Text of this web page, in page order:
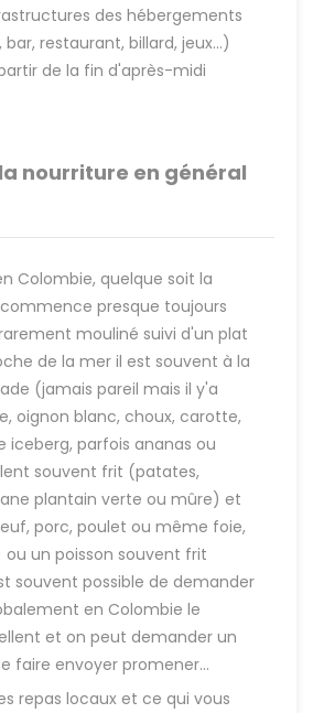
des hébergements
restaurant, billard, jeux...)
de la fin d'après-midi
nourriture en général
Colombie, quelque soit la
presque toujours
mouliné suivi d'un plat
de la mer il est souvent à la
(jamais pareil mais il y'a
oignon blanc, choux, carotte,
iceberg, parfois ananas ou
souvent frit (patates,
plantain verte ou mûre) et
porc, poulet ou même foie,
ou un poisson souvent frit
souvent possible de demander
en Colombie le
et on peut demander un
faire envoyer promener...
repas locaux et ce qui vous